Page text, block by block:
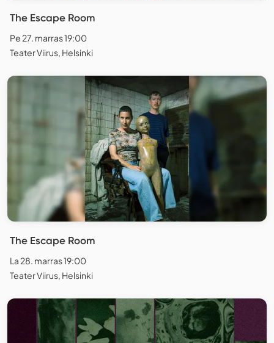
The Escape Room
Pe 27. marras 19:00
Teater Viirus, Helsinki
The Escape Room
La 28. marras 19:00
Teater Viirus, Helsinki